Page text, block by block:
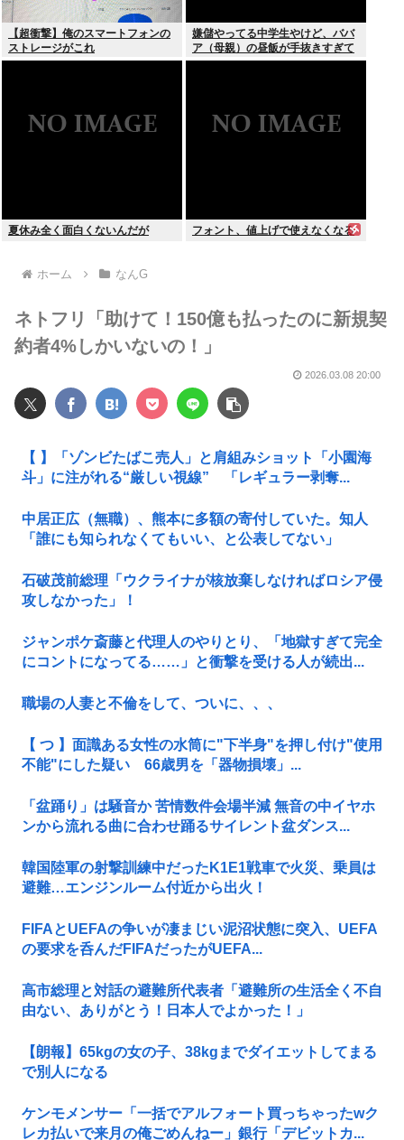
【超衝撃】俺のスマートフォンの
ストレージがこれ
嫌儲やってる中学生やけど、ババ
ア（母親）の昼飯が手抜きすぎて
キレそう
夏休み全く面白くないんだが フォント、値上げで使えなくなる
ホーム なんG
ネトフリ「助けて！150億も払ったのに新規契
約者4%しかいないの！」
2026.03.08 20:00
【 】「ゾンビたばこ売人」と肩組みショット「小園海
斗」に注がれる“厳しい視線” 「レギュラー剥奪...
中居正広（無職）、熊本に多額の寄付していた。知人
「誰にも知られなくてもいい、と公表してない」
石破茂前総理「ウクライナが核放棄しなければロシア侵
攻しなかった」！
ジャンポケ斎藤と代理人のやりとり、「地獄すぎて完全
にコントになってる……」と衝撃を受ける人が続出...
職場の人妻と不倫をして、ついに、、、
【 つ 】面識ある女性の水筒に"下半身"を押し付け"使用
不能"にした疑い 66歳男を「器物損壊」...
「盆踊り」は騒音か 苦情数件会場半減 無音の中イヤホ
ンから流れる曲に合わせ踊るサイレント盆ダンス...
韓国陸軍の射撃訓練中だったK1E1戦車で火災、乗員は
避難…エンジンルーム付近から出火！
FIFAとUEFAの争いが凄まじい泥沼状態に突入、UEFA
の要求を呑んだFIFAだったがUEFA...
高市総理と対話の避難所代表者「避難所の生活全く不自
由ない、ありがとう！日本人でよかった！」
【朗報】65kgの女の子、38kgまでダイエットしてまる
で別人になる
ケンモメンサー「一括でアルフォート買っちゃったwク
レカ払いで来月の俺ごめんねー」銀行「デビットカ...